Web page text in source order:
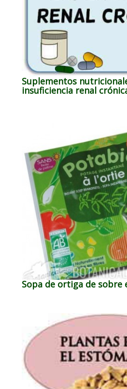
Suplementos
insuficiencia renal
Sopa de ortiga de sobre